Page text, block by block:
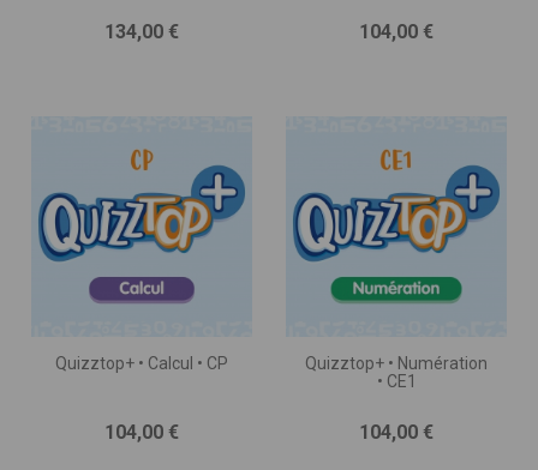
Prix
134,00 € Prix
104,00 €
Quizztop+ • Calcul • CP
Prix
104,00 €
Quizztop+ • Numération
• CE1
Prix
104,00 €